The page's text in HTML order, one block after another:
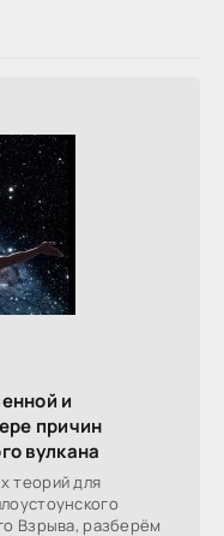
и
причин
вулкана
теорий для
Взрыва, разберём